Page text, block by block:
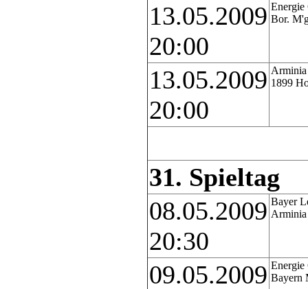
13.05.2009
20:00
Energie
Bor.
13.05.2009
20:00
1899
31. Spieltag
08.05.2009
20:30
Bayer
09.05.2009 Energie
Bayern